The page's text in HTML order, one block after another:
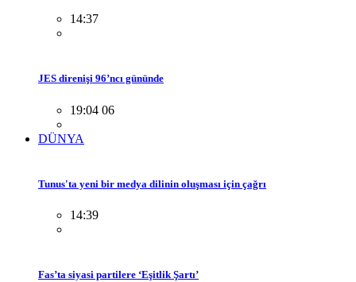
14:37
JES direnişi 96’ncı gününde
19:04 06
DÜNYA
Tunus'ta yeni bir medya dilinin oluşması için çağrı
14:39
Fas’ta siyasi partilere ‘Eşitlik Şartı’